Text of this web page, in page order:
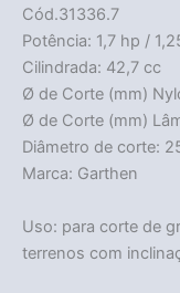
Cód.31336.7
Potência: 1,7 hp /
Cilindrada: 42,7 cc
Ø de Corte (mm)
Ø de Corte (mm)
Diâmetro de corte:
Marca: Garthen
Uso: para corte de
terrenos com